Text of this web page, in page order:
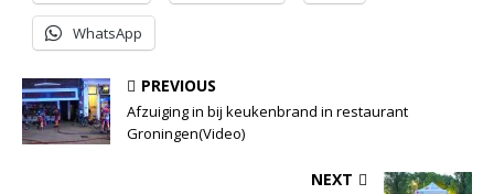
WhatsApp
PREVIOUS
Afzuiging in bij keukenbrand in restaurant
Groningen(Video)
NEXT